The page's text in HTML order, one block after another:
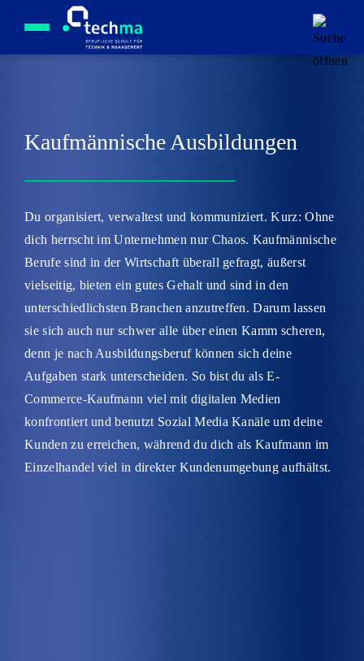
Menü öffnen
Kaufmännische Ausbildungen
Du organisiert, verwaltest und kommuniziert. Kurz: Ohne
dich herrscht im Unternehmen nur Chaos. Kaufmännische
Berufe sind in der Wirtschaft überall gefragt, äußerst
vielseitig, bieten ein gutes Gehalt und sind in den
unterschiedlichsten Branchen anzutreffen. Darum lassen
sie sich auch nur schwer alle über einen Kamm scheren,
denn je nach Ausbildungsberuf können sich deine
Aufgaben stark unterscheiden. So bist du als E-
Commerce-Kaufmann viel mit digitalen Medien
konfrontiert und benutzt Sozial Media Kanäle um deine
Kunden zu erreichen, während du dich als Kaufmann im
Einzelhandel viel in direkter Kundenumgebung aufhältst.